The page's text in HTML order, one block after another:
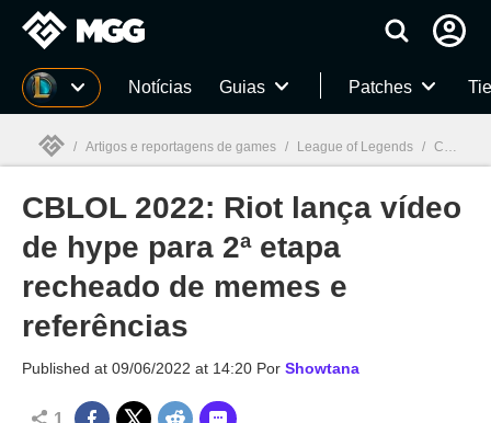
Millenium Notícias Guias Patches
Millenium
/ Artigos e reportagens de games / League of Legends / CBLOL 2022: Riot lança vídeo de hype para 2ª etapa recheado de memes e referências
CBLOL 2022: Riot lança vídeo
de hype para 2ª etapa
recheado de memes e
referências
Published at 09/06/2022 at 14:20 Por Showtana
1